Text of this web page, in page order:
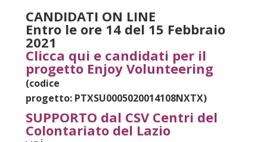
CANDIDATI ON LINE
Entro le ore 14 del 15 Febbraio
2021
Clicca qui e candidati per il
progetto Enjoy Volunteering
(codice
progetto: PTXSU0005020014108NXTX)
SUPPORTO dal CSV Centri del
Colontariato del Lazio